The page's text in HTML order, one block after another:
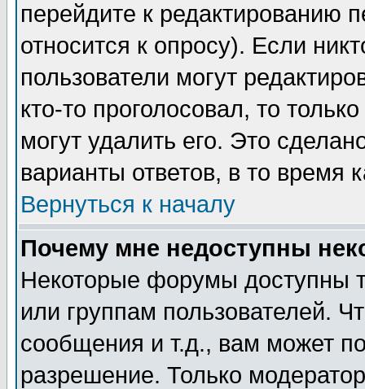
перейдите к редактированию
относится к опросу). Если
пользователи могут
кто-то проголосовал, то
могут удалить его. Это
варианты ответов, в то время
Вернуться к началу
Почему мне недоступны
Некоторые форумы доступны
или группам пользователей.
сообщения и т.д., вам может
разрешение. Только